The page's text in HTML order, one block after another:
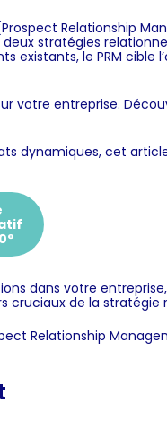
Relationship
stratégies
le PRM cible
votre entreprise.
dynamiques, cet
dans votre
cruciaux de la stratégie
Relationship